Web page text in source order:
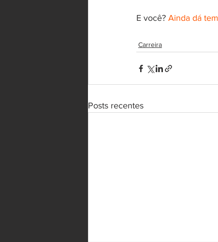
E você? Ainda dá
Carreira
Posts recentes